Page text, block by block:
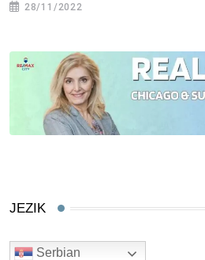
28/11/2022
JEZIK
Serbian